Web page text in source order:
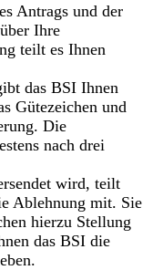
Antrags und der
Ihre
teilt es Ihnen
das BSI Ihnen
Gütezeichen und
Die
nach drei
wird, teilt
Ablehnung mit. Sie
hierzu Stellung
das BSI die